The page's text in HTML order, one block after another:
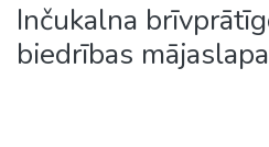
Inčukalna
biedrības mājaslapa